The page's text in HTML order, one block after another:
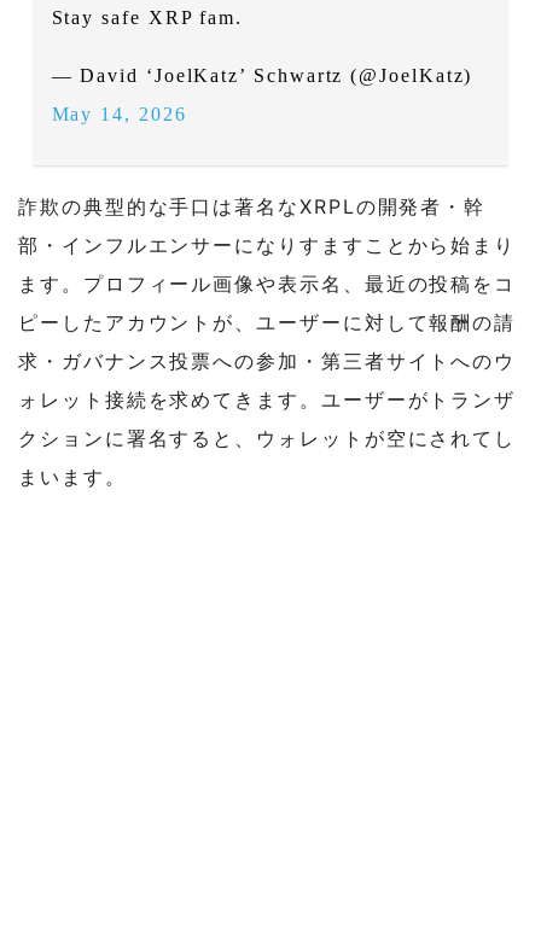
Stay safe XRP fam.
— David ‘JoelKatz’ Schwartz (@JoelKatz)
May 14, 2026
詐欺の典型的な手口は著名なXRPLの開発者・幹
部・インフルエンサーになりすますことから始まり
ます。プロフィール画像や表示名、最近の投稿をコ
ピーしたアカウントが、ユーザーに対して報酬の請
求・ガバナンス投票への参加・第三者サイトへのウ
ォレット接続を求めてきます。ユーザーがトランザ
クションに署名すると、ウォレットが空にされてし
まいます。